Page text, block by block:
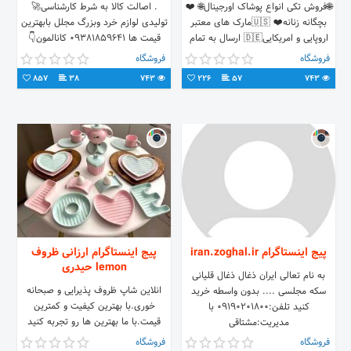
🌐فروش تکی انواع پوشاک اورجینال🌐 ❤️
بچگانه زنانه❤️ 🇺🇸مارک های معتبر
اروپایی و امریکایی🇩🇪 ارسال به تمام
نقاط کشور 📲 +989917782023
فروشگاه
57
226
. اصالت کالا به شرط کارشناسی🚀
تولیدی لوازم خرد وبزرگ مجلل بابهترین
قیمت ها 09381859641 کانالمون👇
فروشگاه
38
857
پیج اینستاگرام iran.zoghal.ir
به نام تعالی ایران ذغال ذغال قلیانی
سکه مجلسی .... بدون واسطه خرید
کنید تلفن:09190201800 با
مدیریت:مشتاقی
فروشگاه
پیج اینستاگرام ارزانی ظروف
lemon حیدری
انلاین شاپ ظروف پذیرایی و صبحانه
خوری.با بهترین کیفیت و کمترین
قیمت.با ما بهترین ها رو تجربه کنید
چون لایق بهترینها هستیدفروشگاه